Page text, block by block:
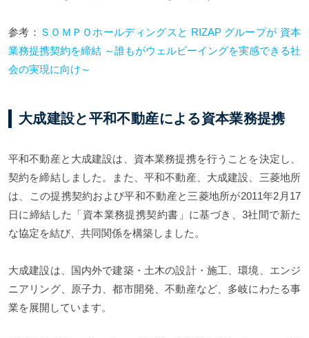
参考： ＳＯＭＰＯホールディングスと RIZAP グループが 資本
業務提携契約を締結 ～誰もがウェルビーイングを実感できる社
会の実現に向け～
大成建設と平和不動産による資本業務提携
平和不動産と大成建設は、資本業務提携を行うことを決定し、
契約を締結しました。また、平和不動産、大成建設、三菱地所
は、この提携契約および平和不動産と三菱地所が2011年2月17
日に締結した「資本業務提携契約書」に基づき、3社間で新た
な協定を結び、共同関係を構築しました。
大成建設は、国内外で建築・土木の設計・施工、環境、エンジ
ニアリング、原子力、都市開発、不動産など、多岐にわたる事
業を展開しています。